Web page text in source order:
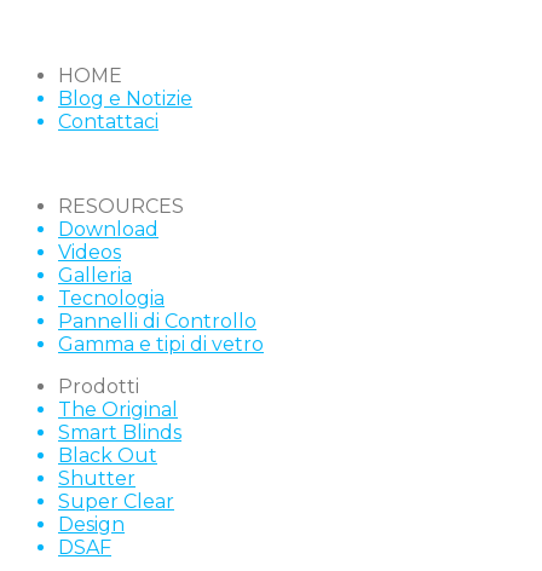
HOME
Blog e Notizie
Contattaci
RESOURCES
Download
Videos
Galleria
Tecnologia
Pannelli di Controllo
Gamma e tipi di vetro
Prodotti
The Original
Smart Blinds
Black Out
Shutter
Super Clear
Design
DSAF